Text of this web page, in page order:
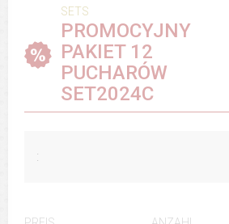
SETS
PROMOCYJNY
PAKIET 12
PUCHARÓW
SET2024C
: